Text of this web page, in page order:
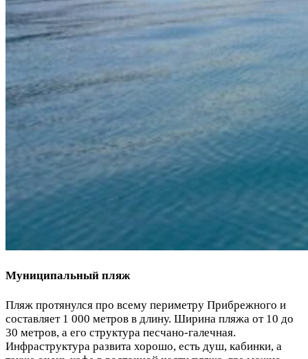
Муниципальный пляж
Пляж протянулся про всему периметру Прибрежного и
составляет 1 000 метров в длину. Ширина пляжа от 10 до
30 метров, а его структура песчано-галечная.
Инфраструктура развита хорошо, есть душ, кабинки, а